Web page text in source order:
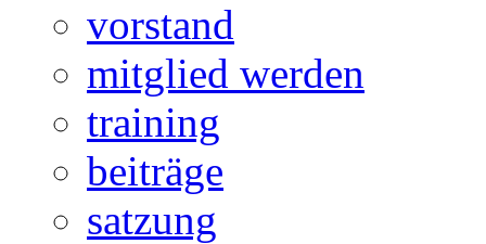
vorstand
mitglied werden
training
beiträge
satzung